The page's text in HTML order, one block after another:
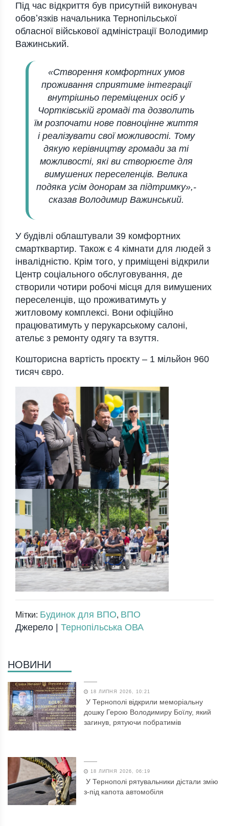
Під час відкриття був присутній виконувач
обовʼязків начальника Тернопільської
обласної військової адміністрації Володимир
Важинський.
«Створення комфортних умов
проживання сприятиме інтеграції
внутрішньо переміщених осіб у
Чортківській громаді та дозволить
їм розпочати нове повноцінне життя
і реалізувати свої можливості. Тому
дякую керівництву громади за ті
можливості, які ви створюєте для
вимушених переселенців. Велика
подяка усім донорам за підтримку»,-
сказав Володимир Важинський.
У будівлі облаштували 39 комфортних
смартквартир. Також є 4 кімнати для людей з
інвалідністю. Крім того, у приміщені відкрили
Центр соціального обслуговування, де
створили чотири робочі місця для вимушених
переселенців, що проживатимуть у
житловому комплексі. Вони офіційно
працюватимуть у перукарському салоні,
ательє з ремонту одягу та взуття.
Кошторисна вартість проєкту – 1 мільйон 960
тисяч євро.
Мітки: Будинок для ВПО, ВПО
Джерело | Тернопільська ОВА
НОВИНИ
18 ЛИПНЯ 2026, 10:21
У Тернополі відкрили меморіальну
дошку Герою Володимиру Боїлу, який
загинув, рятуючи побратимів
18 ЛИПНЯ 2026, 06:19
У Тернополі рятувальники дістали змію
з-під капота автомобіля